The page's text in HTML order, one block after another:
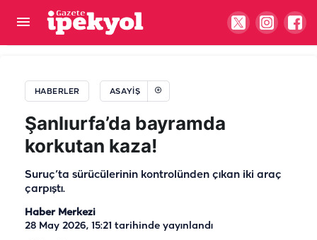
HABERLER ASAYIŞ
Şanlıurfa’da bayramda
korkutan kaza!
Suruç’ta sürücülerinin kontrolünden çıkan iki araç
çarpıştı.
Haber Merkezi
28 May 2026, 15:21 tarihinde yayınlandı
Şanlıurfa’da zincirleme kaza! Araçlar şarampole